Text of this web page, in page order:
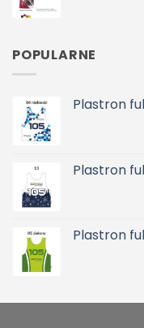
POPULARNE
Plastron
Plastron
Plastron